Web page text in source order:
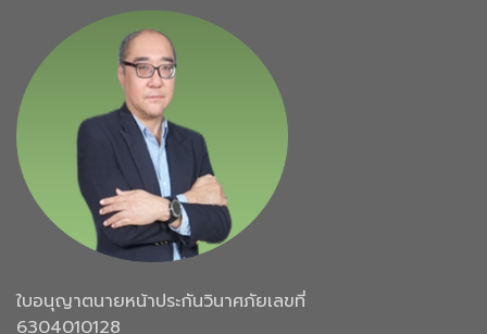
ใบอนุญาตนายหน้าประกันวินาศภัยเลขที่
6304010128